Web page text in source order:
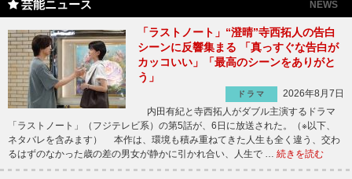
芸能ニュース NEWS
「ラストノート」“澄晴”寺西拓人の告白
シーンに反響集まる 「真っすぐな告白が
カッコいい」「最高のシーンをありがと
う」
ドラマ
2026年8月7日
内田有紀と寺西拓人がダブル主演するドラマ
「ラストノート」（フジテレビ系）の第5話が、6日に放送された。（※以下、
ネタバレを含みます） 本作は、環境も積み重ねてきた人生も全く違う、交わ
るはずのなかった歳の差の男女が静かに引かれ合い、人生で … 続きを読む